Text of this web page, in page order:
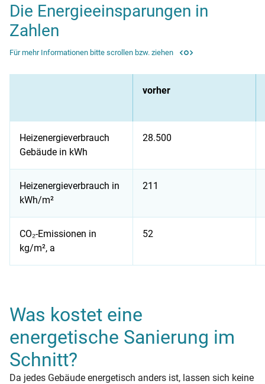
Die Energieeinsparungen in
Zahlen
Für mehr Informationen bitte scrollen bzw. ziehen
vorher
Heiz­energie­ver­brauch
Gebäude in kWh
28.500
Heiz­energie­ver­brauch in
kWh/m²
211
CO₂-Emissionen in
kg/m², a
52
Was kostet eine
energetische Sanierung im
Schnitt?
Da jedes Gebäude energetisch anders ist, lassen sich keine